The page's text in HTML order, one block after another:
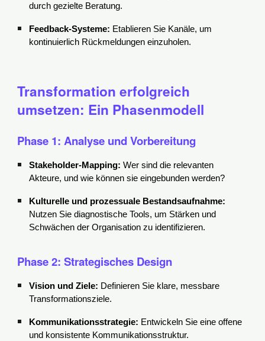
durch gezielte Beratung.
Feedback-Systeme: Etablieren Sie Kanäle, um
kontinuierlich Rückmeldungen einzuholen.
Transformation erfolgreich
umsetzen: Ein Phasenmodell
Phase 1: Analyse und Vorbereitung
Stakeholder-Mapping: Wer sind die relevanten
Akteure, und wie können sie eingebunden werden?
Kulturelle und prozessuale Bestandsaufnahme:
Nutzen Sie diagnostische Tools, um Stärken und
Schwächen der Organisation zu identifizieren.
Phase 2: Strategisches Design
Vision und Ziele: Definieren Sie klare, messbare
Transformationsziele.
Kommunikationsstrategie: Entwickeln Sie eine offene
und konsistente Kommunikationsstruktur.